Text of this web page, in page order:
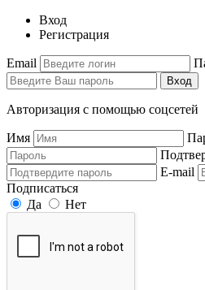
Вход
Регистрация
Email
Вход
Авторизация с помощью соцсетей
Имя
E-mail
Подписаться
Да
Нет